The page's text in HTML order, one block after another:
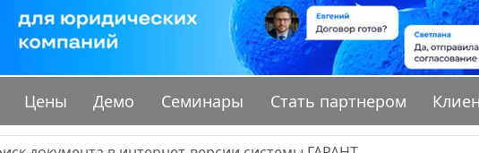
Цены Демо Семинары Стать партнером